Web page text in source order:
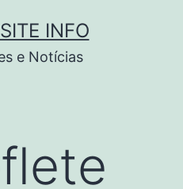
INFO
e Notícias